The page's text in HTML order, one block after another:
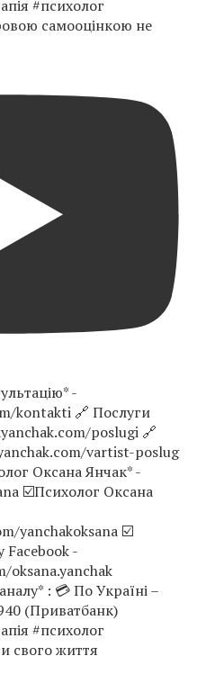
самооцінкою не
свого життя